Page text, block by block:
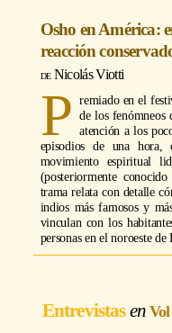
Osho en América:
reacción
Nicolás Viotti
P remiado en el
de los
atención a los
episodios de una hora,
movimiento espiritual
(posteriormente
trama relata con detalle
indios más famosos y
vinculan con los
personas en el noroeste de
Entrevistas